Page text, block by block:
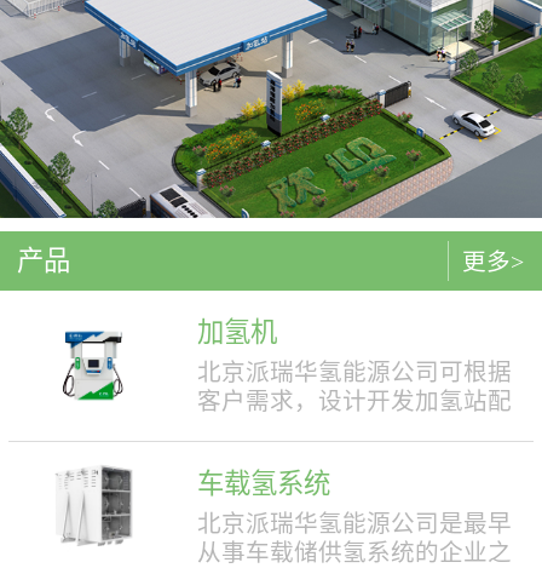
产品
加氢机
北京派瑞华氢能源公司可根据
客户需求，设计开发加氢站配
结构设计合理，便于操作，外
形美观，安全性强。具有双面
液晶显示屏，能支持IC卡、移
车载氢系统
北京派瑞华氢能源公司是最早
从事车载储供氢系统的企业之
更多>